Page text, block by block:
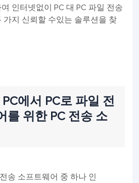
인터넷없이 PC 대 PC 파일 전송
가지 신뢰할 수있는 솔루션을 찾
에서 PC로 파일 전
를 위한 PC 전송 소
송 소프트웨어 중 하나 인